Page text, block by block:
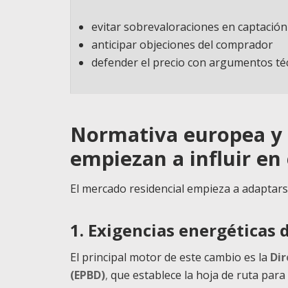
evitar sobrevaloraciones en captación
anticipar objeciones del comprador
defender el precio con argumentos
Normativa europea
empiezan a influir en
El mercado residencial empieza a
1. Exigencias
El principal motor de este cambio es la
(EPBD), que establece la hoja de ruta